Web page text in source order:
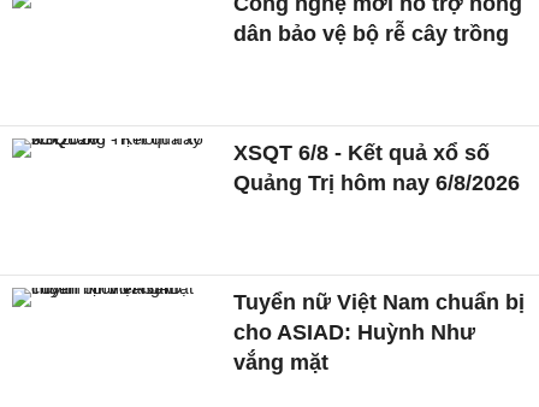
dân bảo vệ bộ rễ cây trồng
XSQT 6/8 - Kết quả xổ số
Quảng Trị hôm nay 6/8/2026
Tuyển nữ Việt Nam chuẩn bị
cho ASIAD: Huỳnh Như
vắng mặt